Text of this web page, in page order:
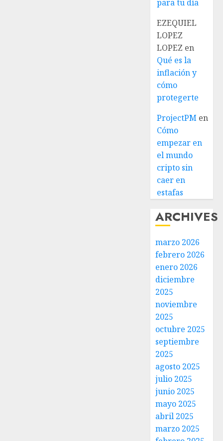
para tu día
EZEQUIEL
LOPEZ
LOPEZ en
Qué es la
inflación y
cómo
protegerte
ProjectPM en
Cómo
empezar en
el mundo
cripto sin
caer en
estafas
ARCHIVES
marzo 2026
febrero 2026
enero 2026
diciembre
2025
noviembre
2025
octubre 2025
septiembre
2025
agosto 2025
julio 2025
junio 2025
mayo 2025
abril 2025
marzo 2025